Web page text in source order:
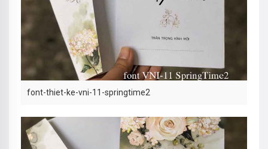
font-thiet-ke-vni-11-springtime2